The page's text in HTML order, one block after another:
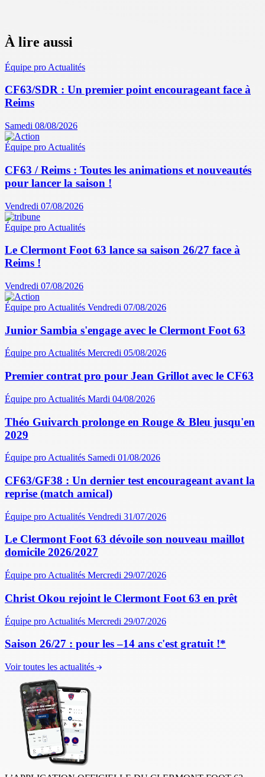
À lire aussi
Équipe pro Actualités
CF63/SDR : Un premier point encourageant face à
Reims
Samedi 08/08/2026
Équipe pro Actualités
CF63 / Reims : Toutes les animations et nouveautés
pour lancer la saison !
Vendredi 07/08/2026
Équipe pro Actualités
Le Clermont Foot 63 lance sa saison 26/27 face à
Reims !
Vendredi 07/08/2026
Équipe pro Actualités Vendredi 07/08/2026
Junior Sambia s'engage avec le Clermont Foot 63
Équipe proActualités Mercredi 05/08/2026
Premier contrat pro pour Jean Grillot avec le CF63
Équipe pro Actualités Mardi 04/08/2026
Théo Guivarch prolonge en Rouge & Bleu jusqu'en
2029
Équipe pro Actualités Samedi 01/08/2026
CF63/GF38 : Un dernier test encourageant avant la
reprise (match amical)
Équipe pro Actualités Vendredi 31/07/2026
Le Clermont Foot 63 dévoile son nouveau maillot
domicile 2026/2027
Équipe pro Actualités Mercredi 29/07/2026
Christ Okou rejoint le Clermont Foot 63 en prêt
Équipe pro Actualités Mercredi 29/07/2026
Saison 26/27 : pour les –14 ans c'est gratuit !*
Voir toutes les actualités